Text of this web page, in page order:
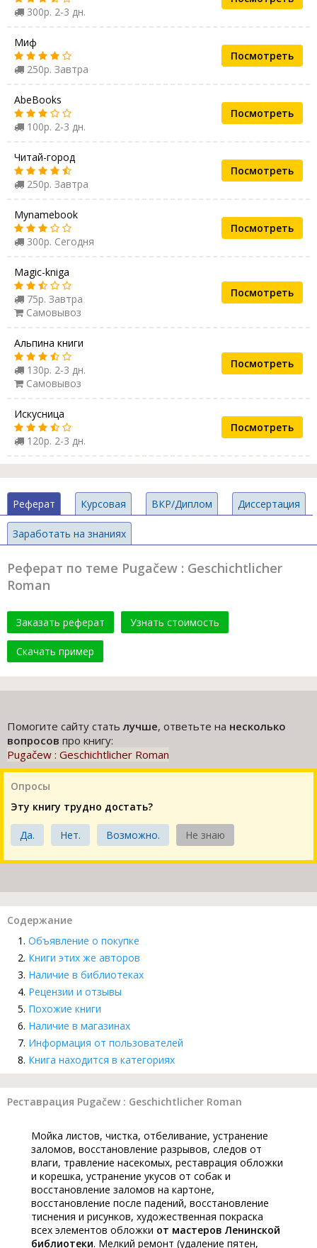
300р. 2-3 дн.
Миф
250р. Завтра
Посмотреть
AbeBooks
100р. 2-3 дн.
Посмотреть
Читай-город
250р. Завтра
Посмотреть
Mynamebook
300р. Сегодня
Посмотреть
Magic-kniga
75р. Завтра
Самовывоз
Посмотреть
Альпина книги
130р. 2-3 дн.
Самовывоз
Посмотреть
Искусница
120р. 2-3 дн.
Посмотреть
Реферат Курсовая ВКР/Диплом Диссертация
Заработать на знаниях
Реферат по теме Pugačew : Geschichtlicher
Roman
Заказать реферат Узнать стоимость
Скачать пример
Помогите сайту статьлучше, ответьте на несколько
вопросов про книгу:
Pugačew : Geschichtlicher Roman
Опросы
Эту книгу трудно достать?
Да. Нет. Возможно. Не знаю
Содержание
Объявление о покупке
Книги этих же авторов
Наличие в библиотеках
Рецензии и отзывы
Похожие книги
Наличие в магазинах
Информация от пользователей
Книга находится в категориях
Реставрация Pugačew : Geschichtlicher Roman
Мойка листов, чистка, отбеливание, устранение
заломов, восстановление разрывов, следов от
влаги, травление насекомых, реставрация обложки
и корешка, устранение укусов от собак и
восстановление заломов на картоне,
восстановление после падений, восстановление
тиснения и рисунков, художественная покраска
всех элементов обложки от мастеров Ленинской
библиотеки. Мелкий ремонт (удаление пятен,